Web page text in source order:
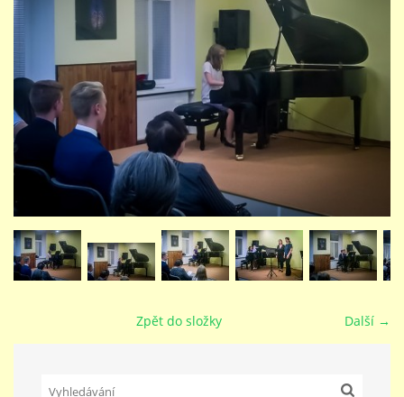
STUDIJNÍ OBORY
GALERIE
VIDEA - FILMOVÁ TVORBA
PEDAGOGICKÝ SBOR
DOKUMENTY / KE STAŽENÍ Další →
Zpět do složky